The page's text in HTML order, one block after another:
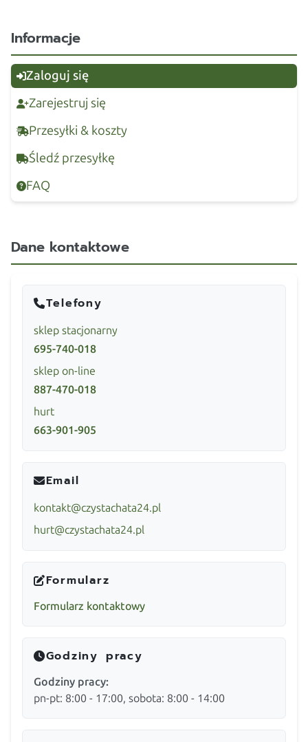
Informacje
Zaloguj się
Zarejestruj się
Przesyłki & koszty
Śledź przesyłkę
FAQ
Dane kontaktowe
Telefony
sklep stacjonarny
695-740-018
sklep on-line
887-470-018
hurt
663-901-905
Email
kontakt@czystachata24.pl
hurt@czystachata24.pl
Formularz
Formularz kontaktowy
Godziny pracy
Godziny pracy:
pn-pt: 8:00 - 17:00, sobota: 8:00 - 14:00